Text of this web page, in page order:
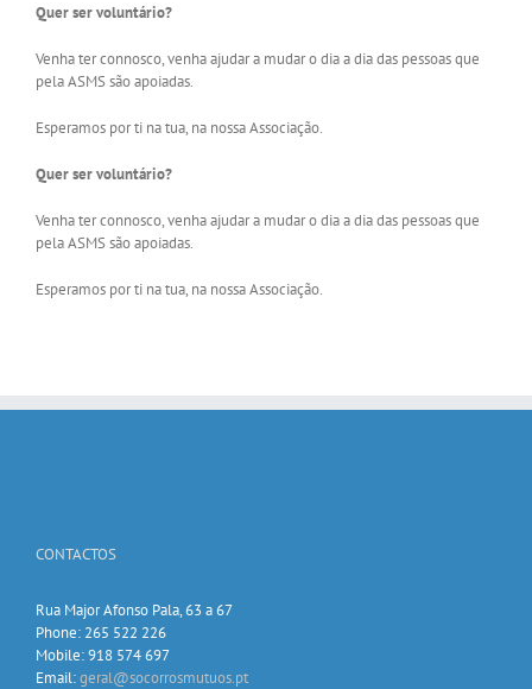
Quer ser voluntário?
Venha ter connosco, venha ajudar a mudar o dia a dia das pessoas que
pela ASMS são apoiadas.
Esperamos por ti na tua, na nossa Associação.
Quer ser voluntário?
Venha ter connosco, venha ajudar a mudar o dia a dia das pessoas que
pela ASMS são apoiadas.
Esperamos por ti na tua, na nossa Associação.
CONTACTOS
Rua Major Afonso Pala, 63 a 67
Phone: 265 522 226
Mobile: 918 574 697
Email:geral@socorrosmutuos.pt